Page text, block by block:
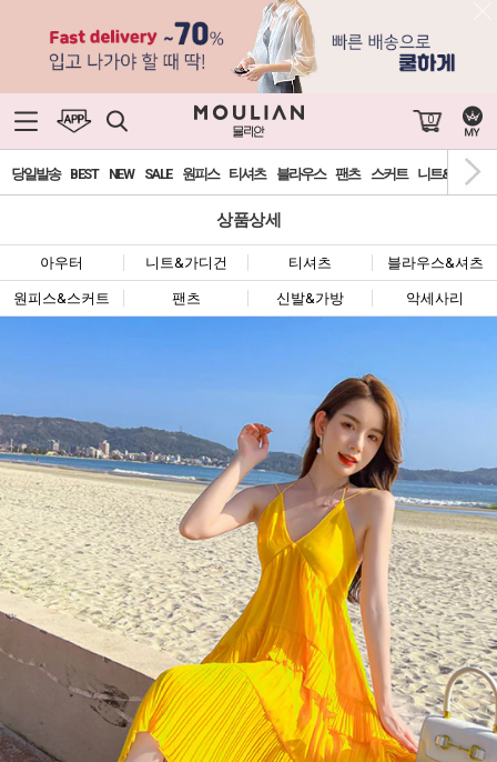
0
당일발송 BEST NEW SALE 원피스 티셔츠 블라우스 팬츠 스커트 니트&가디건
상품상세
아우터 니트&가디건 티셔츠 블라우스&셔츠
원피스&스커트 팬츠 신발&가방 악세사리